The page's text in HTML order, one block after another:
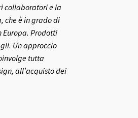
collaboratori e la
che è in grado di
Prodotti
Un approccio
tutta
all’acquisto dei